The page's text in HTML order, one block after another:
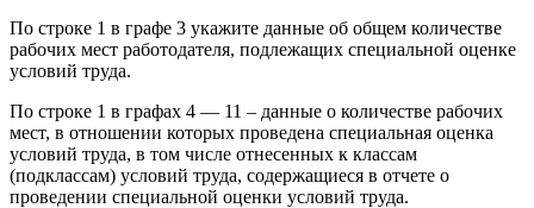
По строке 1 в графе 3 укажите данные об общем количестве
рабочих мест работодателя, подлежащих специальной оценке
условий труда.
По строке 1 в графах 4 — 11 – данные о количестве рабочих
мест, в отношении которых проведена специальная оценка
условий труда, в том числе отнесенных к классам
(подклассам) условий труда, содержащиеся в отчете о
проведении специальной оценки условий труда.